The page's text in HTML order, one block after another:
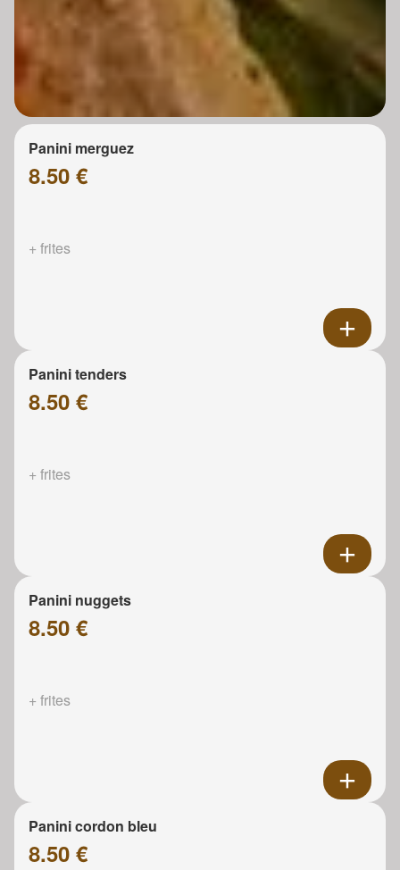
Panini merguez
8.50 €
+ frites
Panini tenders
8.50 €
+ frites
Panini nuggets
8.50 €
+ frites
Panini cordon bleu
8.50 €